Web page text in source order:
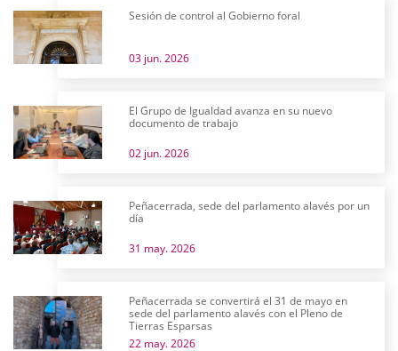
Sesión de control al Gobierno foral
03 jun. 2026
El Grupo de Igualdad avanza en su nuevo
documento de trabajo
02 jun. 2026
Peñacerrada, sede del parlamento alavés por un
día
31 may. 2026
Peñacerrada se convertirá el 31 de mayo en
sede del parlamento alavés con el Pleno de
Tierras Esparsas
22 may. 2026